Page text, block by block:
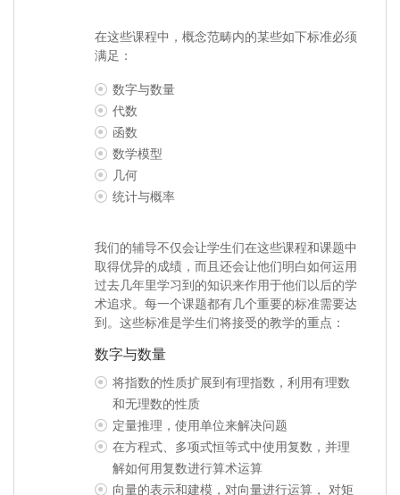
在这些课程中，概念范畴内的某些如下标准必须
满足：
数字与数量
代数
函数
数学模型
几何
统计与概率
我们的辅导不仅会让学生们在这些课程和课题中
取得优异的成绩，而且还会让他们明白如何运用
过去几年里学习到的知识来作用于他们以后的学
术追求。每一个课题都有几个重要的标准需要达
到。这些标准是学生们将接受的教学的重点：
数字与数量
将指数的性质扩展到有理指数，利用有理数
和无理数的性质
定量推理，使用单位来解决问题
在方程式、多项式恒等式中使用复数，并理
解如何用复数进行算术运算
向量的表示和建模，对向量进行运算， 对矩